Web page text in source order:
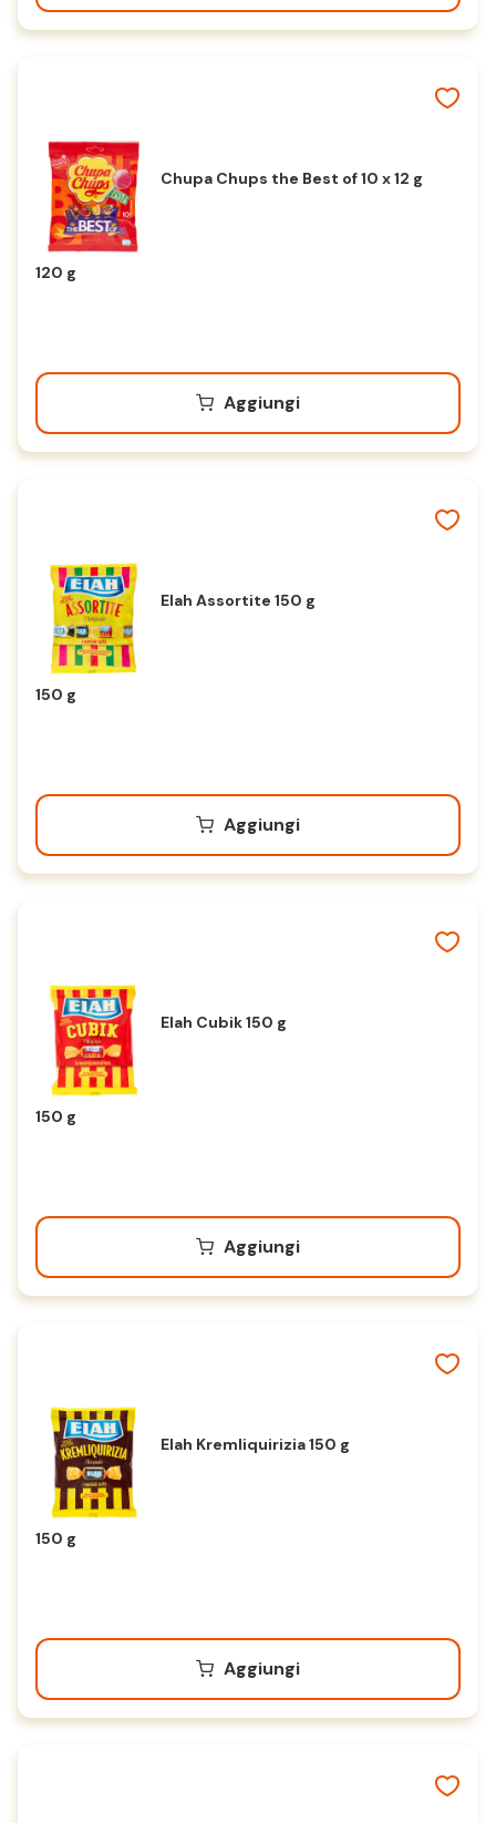
Chupa Chups the Best of 10 x 12 g
120 g
Aggiungi
Elah Assortite 150 g
150 g
Aggiungi
Elah Cubik 150 g
150 g
Aggiungi
Elah Kremliquirizia 150 g
150 g
Aggiungi